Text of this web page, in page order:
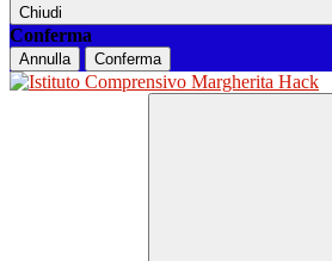
Chiudi
Conferma
Annulla Conferma